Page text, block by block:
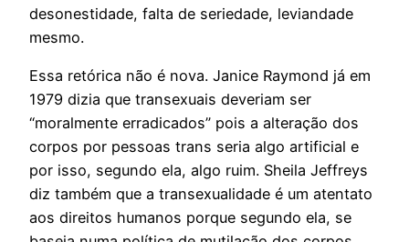
desonestidade, falta de seriedade, leviandade
mesmo.
Essa retórica não é nova. Janice Raymond já em
1979 dizia que transexuais deveriam ser
“moralmente erradicados” pois a alteração dos
corpos por pessoas trans seria algo artificial e
por isso, segundo ela, algo ruim. Sheila Jeffreys
diz também que a transexualidade é um atentato
aos direitos humanos porque segundo ela, se